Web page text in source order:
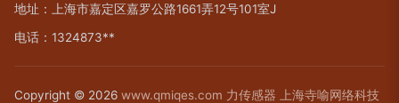
地址：上海市嘉定区嘉罗公路1661弄12号101室J
电话：1324873**
Copyright © 2026 www.qmiqes.com 力传感器 上海寺喻网络科技